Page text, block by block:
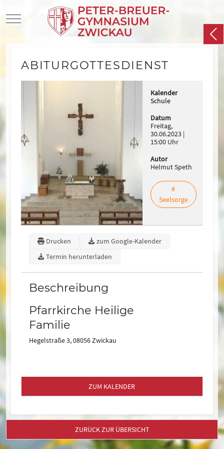
Mobile Menu Toggle
ABITURGOTTESDIENST
Kalender
Schule
Datum
Freitag,
30.06.2023
15:00 Uhr
Autor
Helmut Speth
#
Seelsorge
Drucken
zum Google-Kalender
Termin herunterladen
Beschreibung
Pfarrkirche Heilige
Familie
Hegelstraße 3, 08056 Zwickau
ZUM KALENDER
ZURÜCK ZUR ÜBERSICHT